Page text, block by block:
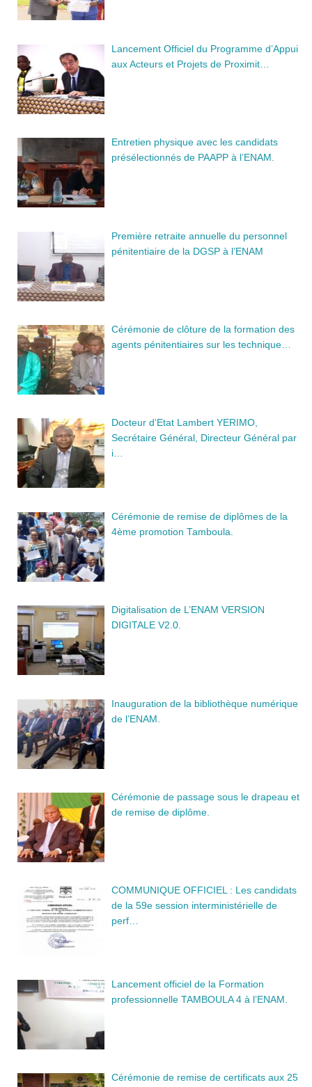
Lancement Officiel du Programme d’Appui
aux Acteurs et Projets de Proximit…
Entretien physique avec les candidats
présélectionnés de PAAPP à l’ENAM.
Première retraite annuelle du personnel
pénitentiaire de la DGSP à l’ENAM
Cérémonie de clôture de la formation des
agents pénitentiaires sur les technique…
Docteur d’Etat Lambert YERIMO,
Secrétaire Général, Directeur Général par
i…
Cérémonie de remise de diplômes de la
4ème promotion Tamboula.
Digitalisation de L’ENAM VERSION
DIGITALE V2.0.
Inauguration de la bibliothèque numérique
de l’ENAM.
Cérémonie de passage sous le drapeau et
de remise de diplôme.
COMMUNIQUE OFFICIEL : Les candidats
de la 59e session interministérielle de
perf…
Lancement officiel de la Formation
professionnelle TAMBOULA 4 à l’ENAM.
Cérémonie de remise de certificats aux 25